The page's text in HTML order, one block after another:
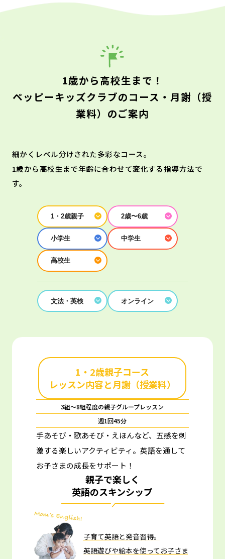
1歳から高校生まで！
ペッピーキッズクラブのコース・月謝（授
業料）のご案内
細かくレベル分けされた多彩なコース。
1歳から高校生まで年齢に合わせて変化する指導方法で
す。
1・2歳親子 2歳〜6歳
小学生 中学生
高校生
文法・英検 オンライン
1・2歳親子コース
レッスン内容と月謝（授業料）
3組～8組程度の親子グループレッスン
週1回45分
手あそび・歌あそび・えほんなど、五感を刺
激する楽しいアクティビティ。 英語を通して
お子さまの成長をサポート！
親子で楽しく
英語のスキンシップ
子育て英語と発音習得。
英語遊びや絵本を使ってお子さま